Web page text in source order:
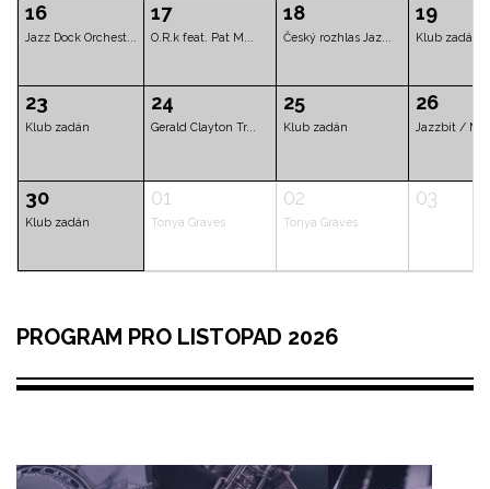
Sachal Vasandani ... Klub zadán Kratochvíl/
02
November 2nd Noah Derksen (CAN... Kennedy
09 10
16
Jazz Dock Orchest...
17
O.R.k feat. Pat M... Český rozhlas
23 24 25
PROGRAM PRO LISTOPAD 2026